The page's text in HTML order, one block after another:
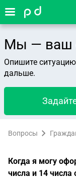
Мы — ваш
Опишите
дальше.
Вопросы
Когда я могу
числа и 14